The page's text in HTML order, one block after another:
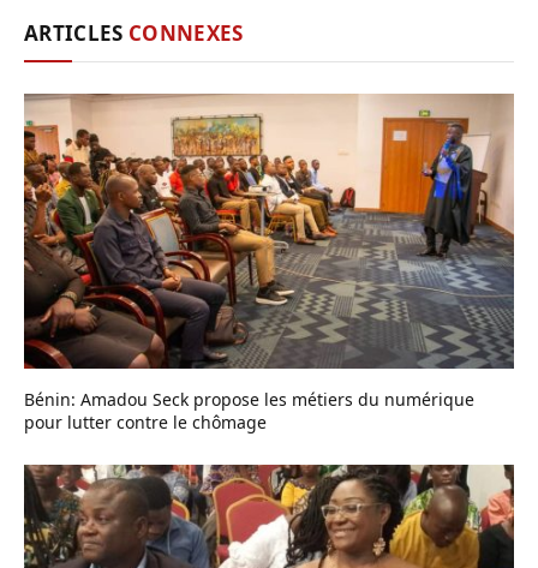
ARTICLES CONNEXES
Bénin: Amadou Seck propose les métiers du numérique
pour lutter contre le chômage